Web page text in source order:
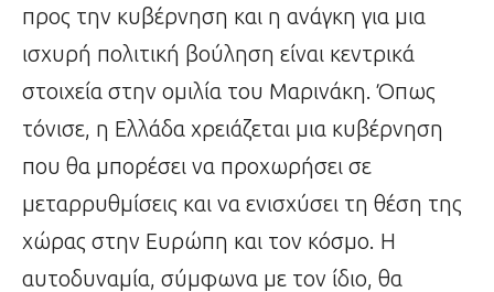
προς την κυβέρνηση και η ανάγκη για μια
ισχυρή πολιτική βούληση είναι κεντρικά
στοιχεία στην ομιλία του Μαρινάκη. Όπως
τόνισε, η Ελλάδα χρειάζεται μια κυβέρνηση
που θα μπορέσει να προχωρήσει σε
μεταρρυθμίσεις και να ενισχύσει τη θέση της
χώρας στην Ευρώπη και τον κόσμο. Η
αυτοδυναμία, σύμφωνα με τον ίδιο, θα